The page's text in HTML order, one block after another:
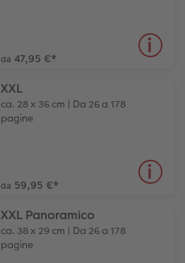
da 47,95 €*
XXL
ca. 28 x 36 cm | Da 26 a 178
pagine
da 59,95 €*
XXL Panoramico
ca. 38 x 29 cm | Da 26 a 178
pagine